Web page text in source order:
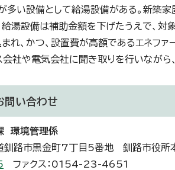
多い設備として給湯設備がある。新築
湯設備は補助金額を下げたうえで、対
れ、かつ、設置費が高額であるエネフ
社や電気会社に聞き取りを行いながら
問い合わせ
環境管理係
路市黒金町7丁目5番地 釧路市役所
ファクス：0154-23-4651